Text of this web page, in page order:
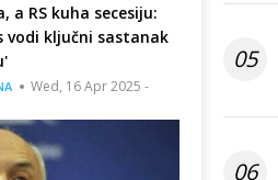
a RS kuha secesiju:
vodi ključni sastanak
Wed, 16 Apr 2025 -
05
06